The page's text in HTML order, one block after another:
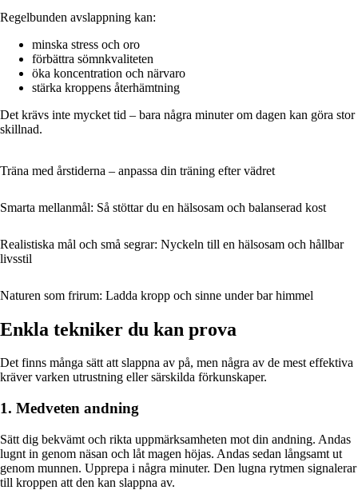
Regelbunden avslappning kan:
minska stress och oro
förbättra sömnkvaliteten
öka koncentration och närvaro
stärka kroppens återhämtning
Det krävs inte mycket tid – bara några minuter om dagen kan göra stor
skillnad.
Träna med årstiderna – anpassa din träning efter vädret
Smarta mellanmål: Så stöttar du en hälsosam och balanserad kost
Realistiska mål och små segrar: Nyckeln till en hälsosam och hållbar
livsstil
Naturen som frirum: Ladda kropp och sinne under bar himmel
Enkla tekniker du kan prova
Det finns många sätt att slappna av på, men några av de mest effektiva
kräver varken utrustning eller särskilda förkunskaper.
1. Medveten andning
Sätt dig bekvämt och rikta uppmärksamheten mot din andning. Andas
lugnt in genom näsan och låt magen höjas. Andas sedan långsamt ut
genom munnen. Upprepa i några minuter. Den lugna rytmen signalerar
till kroppen att den kan slappna av.